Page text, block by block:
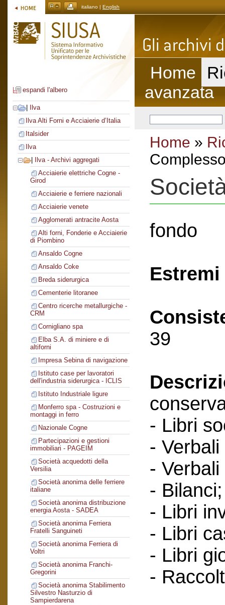
italiano | English
espandi l'albero
Ilva
Ilva Alti Forni e Acciaierie d’Italia
Italsider
Ilva
Ilva - Archivi aggregati
Acciaierie elettriche Cogne -
Girod
Acciaierie e ferriere nazionali
Acciaierie venete
Agglomerati antracite Aosta
Alti forni, Fonderie e Acciaierie
di Piombino
Ansaldo Cogne
Ansaldo Coke
Breda siderurgica
Cementerie litoranee
Centro ricerche metallurgiche -
CRM
Cornigliano spa
Elba S.A. di miniere e di
altiforni
Impresa Sebina di navigazione
Istituto case per lavoratori
dell'industria siderurgica - ICLIS
Istituto Industriale ligure
Monferro spa - Costruzioni e
montaggi in ferro
Nazionale Cogne
Partecipazioni e gestioni
immobiliari - PAGEIM
Società acquedotti della
Versilia
Società anonima delle ferriere
italiane
Società anonima distribuzione
energia Aosta - SADEA
Società anonima Ferriera
Fratelli Sanguineti
Società anonima Ferriera di
Voltri
Società anonima Franchi-
Gregorini
Società anonima Stabilimento
Silvestro Nasturzio di
Sampierdarena
Home
avanzata
Home »
fondo
39
- Libri
-
-
- Bilanci;
- Libri
- Libri
- Libri
-